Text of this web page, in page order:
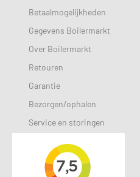
Betaalmogelijkheden
Gegevens Boilermarkt
Over Boilermarkt
Retouren
Garantie
Bezorgen/ophalen
Service en storingen
Veelgestelde vragen